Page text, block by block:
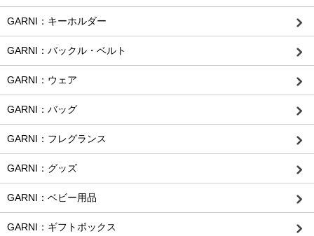
GARNI：キーホルダー
GARNI：バックル・ベルト
GARNI：ウェア
GARNI：バッグ
GARNI：フレグランス
GARNI：グッズ
GARNI：ベビー用品
GARNI：ギフトボックス